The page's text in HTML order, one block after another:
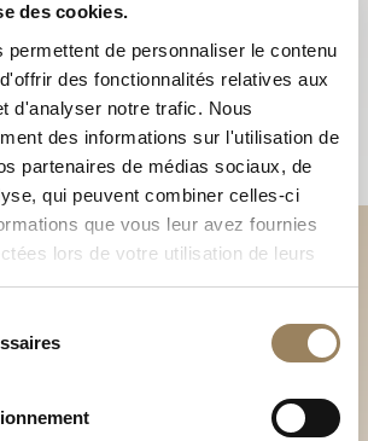
des cookies.
permettent de personnaliser le contenu
des fonctionnalités relatives aux
d'analyser notre trafic. Nous
des informations sur l'utilisation de
partenaires de médias sociaux, de
qui peuvent combiner celles-ci
que vous leur avez fournies
lors de votre utilisation de leurs
nos collections
en Boutique